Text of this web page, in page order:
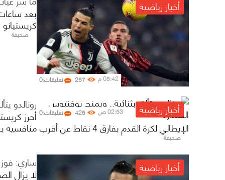
أخبار رياضية
05:42 م 257 تعليقات:0
بعد
كريستيانو
صحيفة
أخبار رياضية 02:53 ص 425 تعليقات:0
رونالدو
أحرز
الإيطالي لكرة القدم بفارق 4 نقاط عن أقرب منافسيه بعد ...
صحيفة
أخبار رياضية ساري: فوز
لا يزال